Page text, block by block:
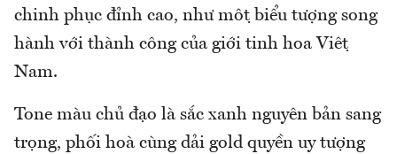
chinh phục đỉnh cao, như một biểu tượng song
hành với thành công của giới tinh hoa Việt
Nam.
Tone màu chủ đạo là sắc xanh nguyên bản sang
trọng, phối hoà cùng dải gold quyền uy tượng